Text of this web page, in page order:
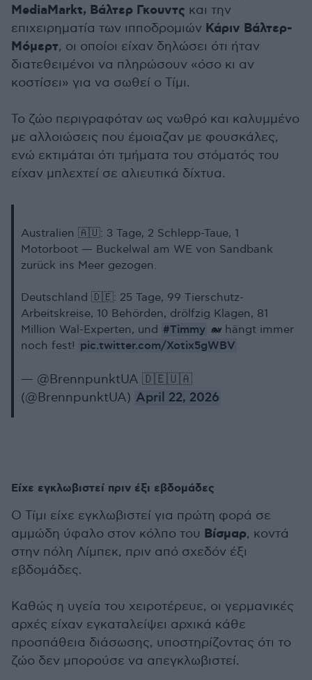
MediaMarkt, Βάλτερ Γκουντς και την
επιχειρηματία των ιπποδρομιών Κάριν Βάλτερ-
Μόμερτ, οι οποίοι είχαν δηλώσει ότι ήταν
διατεθειμένοι να πληρώσουν «όσο κι αν
κοστίσει» για να σωθεί ο Τίμι.
Το ζώο περιγραφόταν ως νωθρό και καλυμμένο
με αλλοιώσεις που έμοιαζαν με φουσκάλες,
ενώ εκτιμάται ότι τμήματα του στόματός του
είχαν μπλεχτεί σε αλιευτικά δίχτυα.
Australien 🇦🇺: 3 Tage, 2 Schlepp-Taue, 1
Motorboot — Buckelwal am WE von Sandbank
zurück ins Meer gezogen.
Deutschland 🇩🇪: 25 Tage, 99 Tierschutz-
Arbeitskreise, 10 Behörden, drölfzig Klagen, 81
Million Wal-Experten, und #Timmy 🐋 hängt immer
noch fest! pic.twitter.com/Xotix5gWBV
— @BrennpunktUA 🇩🇪🇺🇦
(@BrennpunktUA) April 22, 2026
Είχε εγκλωβιστεί πριν έξι εβδομάδες
Ο Τίμι είχε εγκλωβιστεί για πρώτη φορά σε
αμμώδη ύφαλο στον κόλπο του Βίσμαρ, κοντά
στην πόλη Λίμπεκ, πριν από σχεδόν έξι
εβδομάδες.
Καθώς η υγεία του χειροτέρευε, οι γερμανικές
αρχές είχαν εγκαταλείψει αρχικά κάθε
προσπάθεια διάσωσης, υποστηρίζοντας ότι το
ζώο δεν μπορούσε να απεγκλωβιστεί.